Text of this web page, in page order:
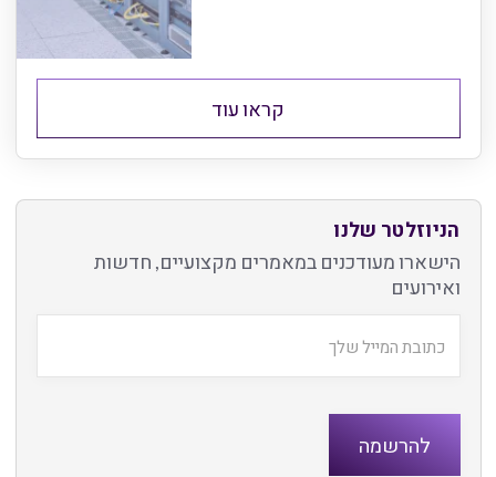
קראו עוד
הניוזלטר שלנו
הישארו מעודכנים במאמרים מקצועיים, חדשות
ואירועים